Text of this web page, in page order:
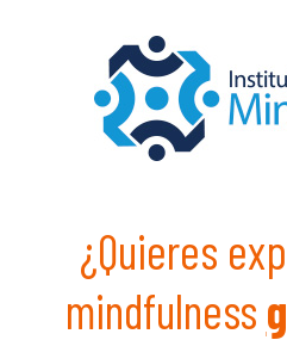
¿Quieres
mindfulness